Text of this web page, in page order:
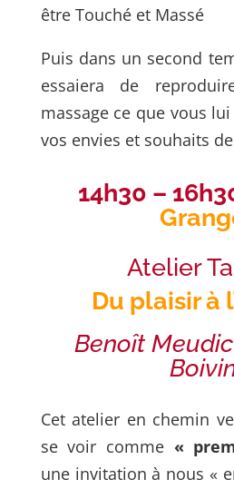
être Touché et Massé
Puis dans un second
essaiera de
massage ce que vous
vos envies et souhaits
14h30 –
Atelier
Du plaisir à
Benoît
Cet atelier en chemin
se voir comme «
une invitation à nous «